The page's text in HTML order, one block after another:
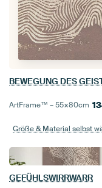
BEWEGUNG DES
ArtFrame™ –55×80cm
Größe & Material selbst
GEFÜHLSWIRRWARR